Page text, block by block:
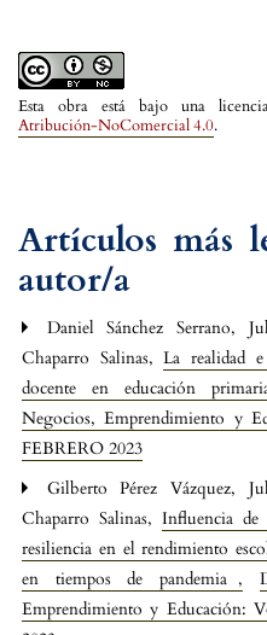
Esta obra está bajo una
Atribución-NoComercial 4.0.
Artículos más
autor/a
Daniel Sánchez Serrano,
Chaparro Salinas,La realidad
docente en educación
Negocios, Emprendimiento y
FEBRERO 2023
Gilberto Pérez Vázquez,
Chaparro Salinas, Influencia
resiliencia en el rendimiento
en tiempos de pandemia,
Emprendimiento y Educación: